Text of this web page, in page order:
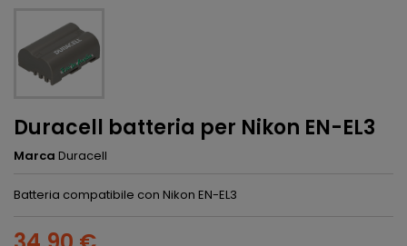
Duracell batteria per Nikon EN-EL3
Marca Duracell
Batteria compatibile con Nikon EN-EL3